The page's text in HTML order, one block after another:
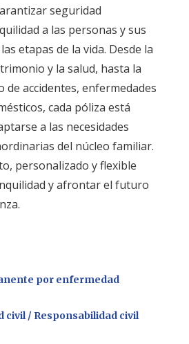
seguridad
a las personas y sus
etapas de la vida. Desde la
y la salud, hasta la
de accidentes, enfermedades
cada póliza está
a las necesidades
del núcleo familiar.
personalizado y flexible
y afrontar el futuro
por enfermedad
civil / Responsabilidad civil